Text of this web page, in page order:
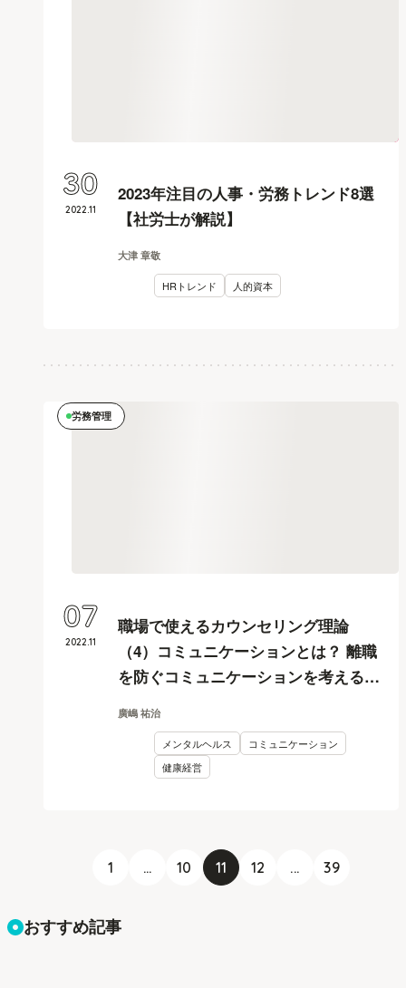
2023年注目の人事・労務トレンド8選
【社労士が解説】
大津 章敬
HRトレンド 人的資本
2022.11
30
労務管理
職場で使えるカウンセリング理論
（4）コミュニケーションとは？ 離職
を防ぐコミュニケーションを考える
廣嶋 祐治
メンタルヘルス
コミュニケーション
健康経営
2022.11
07
1 ... 10 11 12 ... 39
おすすめ記事